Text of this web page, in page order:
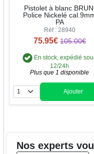
Pistolet à blanc BRUNI
Police Nickelé
PA
Réf : 28940
75.95€ 105.00€
En stock, expédié
12/24h
Plus que 1 disponible
Quantité
Ajouter
Nos experts